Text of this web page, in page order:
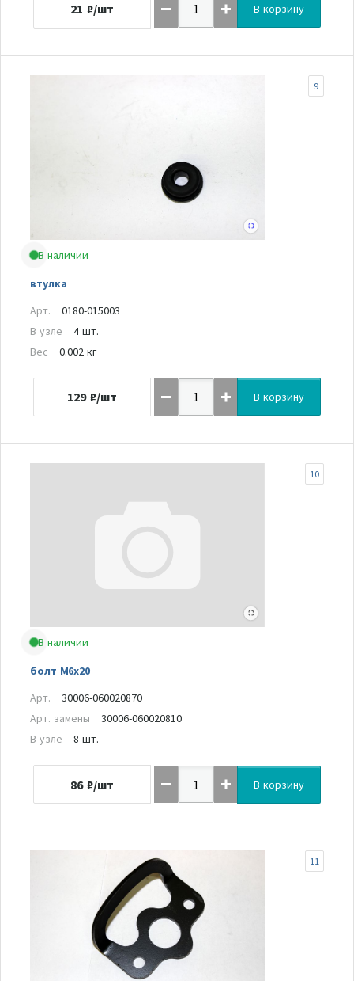
21 ₽/шт В корзину
В наличии
втулка
9
Арт.
0180-015003
В узле
4 шт.
Вес
0.002 кг
129 ₽/шт В корзину
В наличии
болт M6x20
10
Арт.
30006-060020870
Арт. замены
30006-060020810
В узле
8 шт.
86 ₽/шт В корзину
11